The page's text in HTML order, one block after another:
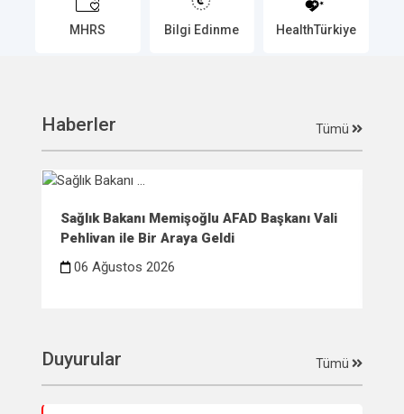
MHRS Bilgi Edinme HealthTürkiye
Haberler Tümü
Sağlık Bakanı Memişoğlu AFAD Başkanı Vali
Pehlivan ile Bir Araya Geldi
06 Ağustos 2026
Duyurular Tümü